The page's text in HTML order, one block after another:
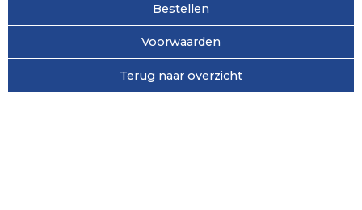
Bestellen
Voorwaarden
Terug naar overzicht